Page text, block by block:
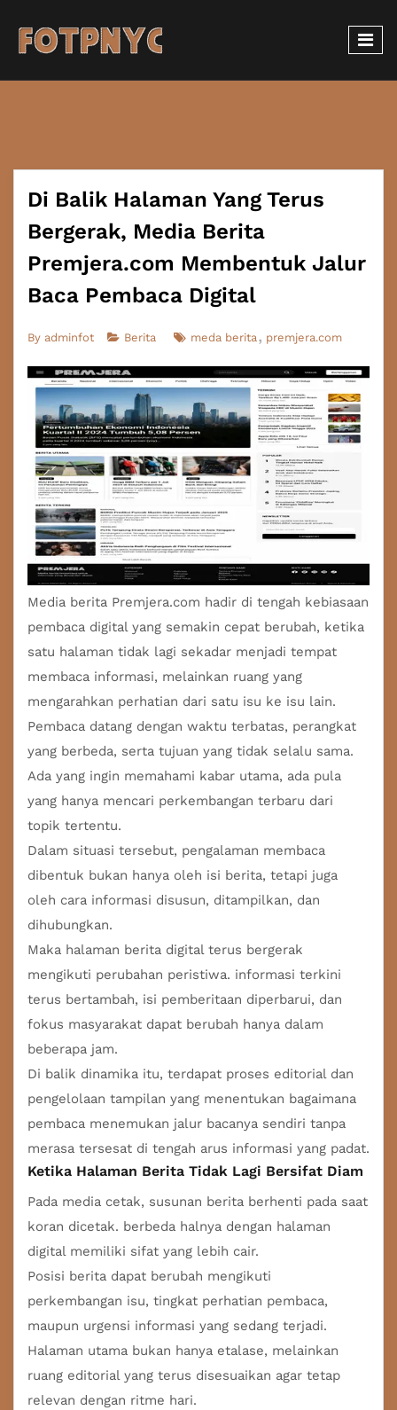
Di Balik Halaman Yang Terus
Bergerak, Media Berita
Premjera.com Membentuk Jalur
Baca Pembaca Digital
By adminfot Berita meda berita premjera.com
Media berita Premjera.com hadir di tengah kebiasaan
pembaca digital yang semakin cepat berubah, ketika
satu halaman tidak lagi sekadar menjadi tempat
membaca informasi, melainkan ruang yang
mengarahkan perhatian dari satu isu ke isu lain.
Pembaca datang dengan waktu terbatas, perangkat
yang berbeda, serta tujuan yang tidak selalu sama.
Ada yang ingin memahami kabar utama, ada pula
yang hanya mencari perkembangan terbaru dari
topik tertentu.
Dalam situasi tersebut, pengalaman membaca
dibentuk bukan hanya oleh isi berita, tetapi juga
oleh cara informasi disusun, ditampilkan, dan
dihubungkan.
Maka halaman berita digital terus bergerak
mengikuti perubahan peristiwa. informasi terkini
terus bertambah, isi pemberitaan diperbarui, dan
fokus masyarakat dapat berubah hanya dalam
beberapa jam.
Di balik dinamika itu, terdapat proses editorial dan
pengelolaan tampilan yang menentukan bagaimana
pembaca menemukan jalur bacanya sendiri tanpa
merasa tersesat di tengah arus informasi yang padat.
Ketika Halaman Berita Tidak Lagi Bersifat Diam
Pada media cetak, susunan berita berhenti pada saat
koran dicetak. berbeda halnya dengan halaman
digital memiliki sifat yang lebih cair.
Posisi berita dapat berubah mengikuti
perkembangan isu, tingkat perhatian pembaca,
maupun urgensi informasi yang sedang terjadi.
Halaman utama bukan hanya etalase, melainkan
ruang editorial yang terus disesuaikan agar tetap
relevan dengan ritme hari.